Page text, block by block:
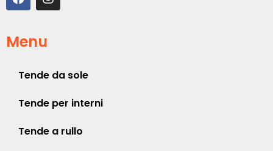
Menu
Tende da sole
Tende per interni
Tende a rullo